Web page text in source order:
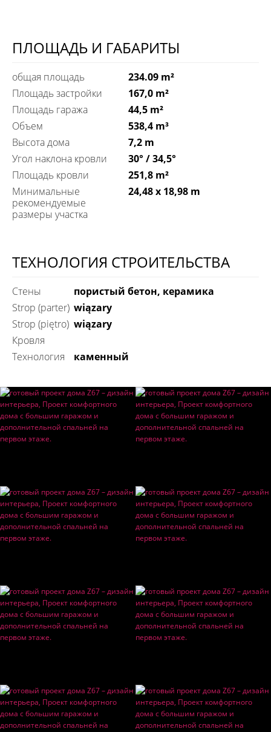
ПЛОЩАДЬ И ГАБАРИТЫ
общая площадь
234.09 m²
Площадь застройки
167,0 m²
Площадь гаража
44,5 m²
Объем
538,4 m³
Высота дома
7,2 m
Угол наклона кровли
30° / 34,5°
Площадь кровли
251,8 m²
Минимальные
рекомендуемые
размеры участка
24,48 x 18,98 m
ТЕХНОЛОГИЯ СТРОИТЕЛЬСТВА
Стены
пористый бетон, керамика
Strop (parter) wiązary
Strop (piętro) wiązary
Кровля
технология
каменный